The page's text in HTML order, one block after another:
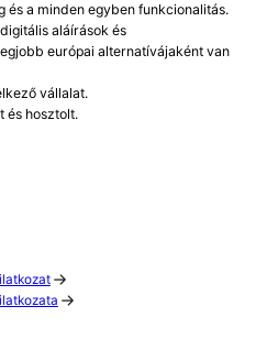
és a minden egyben funkcionalitás.
aláírások és
európai alternatívájaként van
vállalat.
és hosztolt.